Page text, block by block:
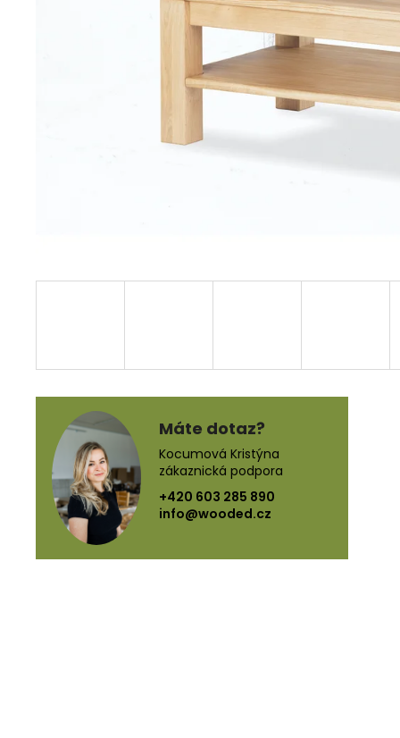
Máte dotaz?
Kocumová Kristýna
zákaznická podpora
+420 603 285 890
info@wooded.cz